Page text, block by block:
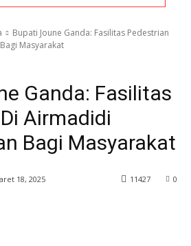
Bupati Joune Ganda: Fasilitas Pedestrian
Masyarakat
Ganda: Fasilitas
Airmadidi
Bagi Masyarakat
18, 2025 0
11427